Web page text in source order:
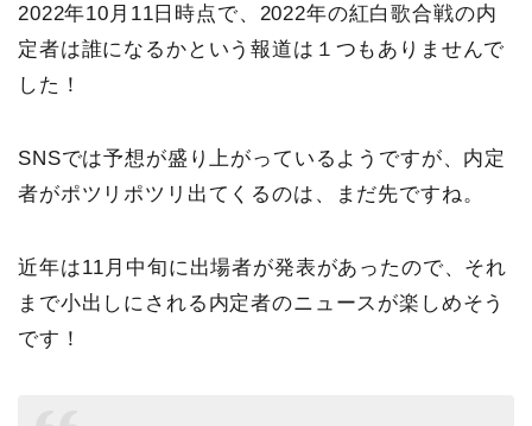
2022年10月11日時点で、2022年の紅白歌合戦の内
定者は誰になるかという報道は１つもありませんで
した！
SNSでは予想が盛り上がっているようですが、内定
者がポツリポツリ出てくるのは、まだ先ですね。
近年は11月中旬に出場者が発表があったので、それ
まで小出しにされる内定者のニュースが楽しめそう
です！